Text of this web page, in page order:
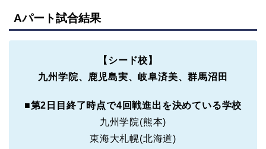
Aパート試合結果
【シード校】
九州学院、鹿児島実、岐阜済美、群馬沼田
■第2日目終了時点で4回戦進出を決めている学校
九州学院(熊本)
東海大札幌(北海道)